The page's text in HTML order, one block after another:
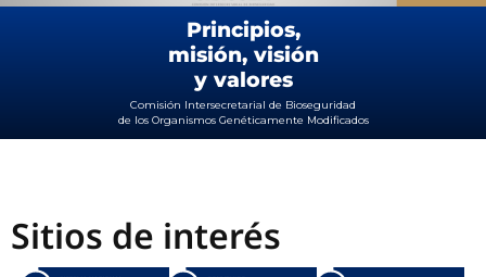
Principios,
misión, visión
y valores
Comisión Intersecretarial de Bioseguridad
de los Organismos Genéticamente Modificados
Sitios de interés